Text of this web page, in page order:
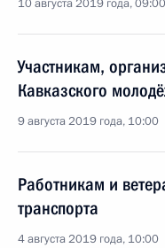
10 августа 2019 года, 09:00
Участникам,
Кавказского
9 августа 2019 года, 10:00
Работникам и
транспорта
4 августа 2019 года, 10:00